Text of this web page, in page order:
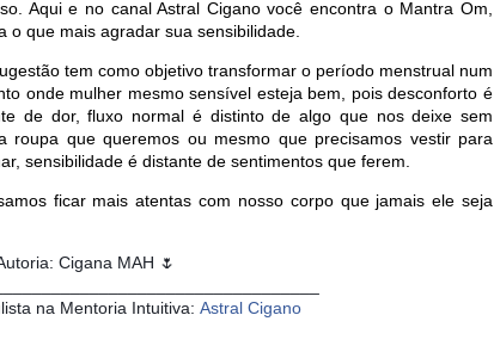
Aqui e no canal Astral Cigano você encontra o Mantra Om,
o que mais agradar sua sensibilidade.
tem como objetivo transformar o período menstrual num
onde mulher mesmo sensível esteja bem, pois desconforto é
de dor, fluxo normal é distinto de algo que nos deixe sem
roupa que queremos ou mesmo que precisamos vestir para
sensibilidade é distante de sentimentos que ferem.
ficar mais atentas com nosso corpo que jamais ele seja
Cigana MAH 🌷
na Mentoria Intuitiva: Astral Cigano